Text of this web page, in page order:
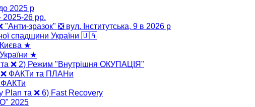
2025 р
2025-26 рр.
зразок" ❎ вул. Інститутська, 9 в 2026 р
спадщини України 🇺🇦
★
★
❌ 2) Режим "Внутрішня ОКУПАЦІЯ"
ФАКТи та ПЛАНи
ФАКТи
та ❌ 6) Fast Recovery
2025